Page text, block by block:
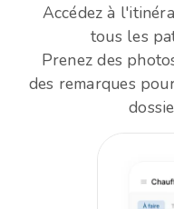
Accédez à
tous les
Prenez des
des remarques